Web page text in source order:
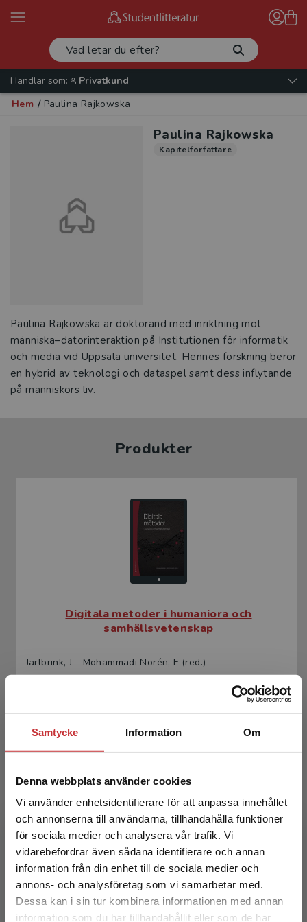
Samtycke Information Om
Denna webbplats använder cookies
Vi använder enhetsidentifierare för att anpassa innehållet
och annonserna till användarna, tillhandahålla funktioner
för sociala medier och analysera vår trafik. Vi
vidarebefordrar även sådana identifierare och annan
information från din enhet till de sociala medier och
annons- och analysföretag som vi samarbetar med.
Dessa kan i sin tur kombinera informationen med annan
information som du har tillhandahållit eller som de har
Begränsad fraktregion
Handlar som:
Privatkund
Hem / Paulina Rajkowska
Paulina Rajkowska
Kapitelförfattare
Paulina Rajkowska är doktorand med inriktning mot
människa–datorinteraktion på Institutionen för informatik
och media vid Uppsala universitet. Hennes forskning berör
en hybrid av teknologi och dataspel samt dess inflytande
på människors liv.
Produkter
Digitala metoder i humaniora och
samhällsvetenskap
Jarlbrink, J - Mohammadi Norén, F (red.)
Digitala metoder i humaniora och
samhällsvetenskap
Jarlbrink, J - Mohammadi Norén, F (red.)
394 krinkl. moms